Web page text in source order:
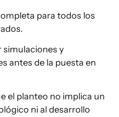
para todos los
simulaciones y
antes de la puesta en
el planteo no implica un
ni al desarrollo